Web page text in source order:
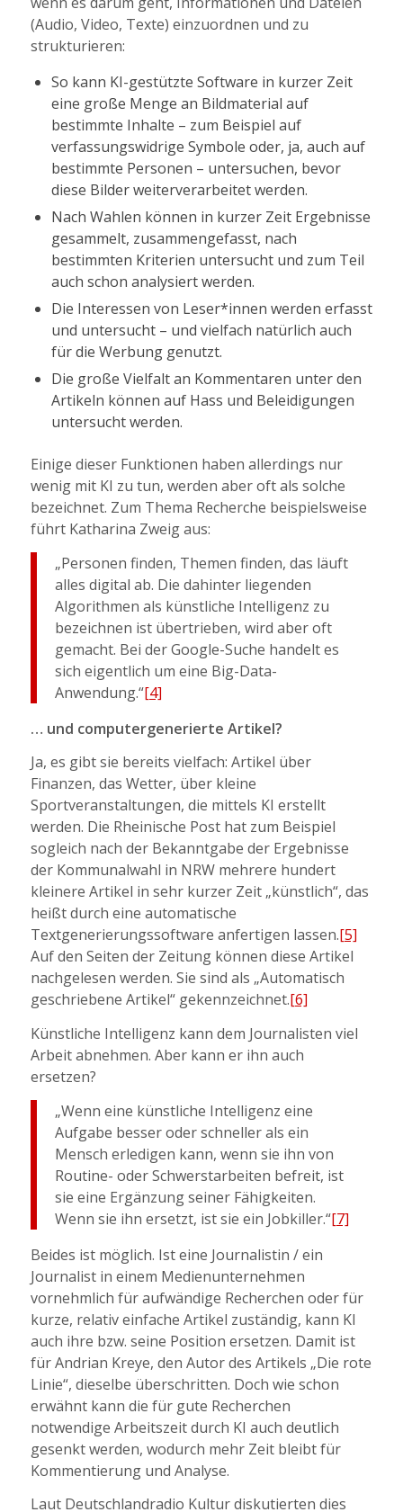
(Audio, Video, Texte) einzuordnen und zu
strukturieren:
So kann KI-gestützte Software in kurzer Zeit
eine große Menge an Bildmaterial auf
bestimmte Inhalte – zum Beispiel auf
verfassungswidrige Symbole oder, ja, auch auf
bestimmte Personen – untersuchen, bevor
diese Bilder weiterverarbeitet werden.
Nach Wahlen können in kurzer Zeit Ergebnisse
gesammelt, zusammengefasst, nach
bestimmten Kriterien untersucht und zum Teil
auch schon analysiert werden.
Die Interessen von Leser*innen werden erfasst
und untersucht – und vielfach natürlich auch
für die Werbung genutzt.
Die große Vielfalt an Kommentaren unter den
Artikeln können auf Hass und Beleidigungen
untersucht werden.
Einige dieser Funktionen haben allerdings nur
wenig mit KI zu tun, werden aber oft als solche
bezeichnet. Zum Thema Recherche beispielsweise
führt Katharina Zweig aus:
„Personen finden, Themen finden, das läuft
alles digital ab. Die dahinter liegenden
Algorithmen als künstliche Intelligenz zu
bezeichnen ist übertrieben, wird aber oft
gemacht. Bei der Google-Suche handelt es
sich eigentlich um eine Big-Data-
Anwendung.“[4]
… und computergenerierte Artikel?
Ja, es gibt sie bereits vielfach: Artikel über
Finanzen, das Wetter, über kleine
Sportveranstaltungen, die mittels KI erstellt
werden. Die Rheinische Post hat zum Beispiel
sogleich nach der Bekanntgabe der Ergebnisse
der Kommunalwahl in NRW mehrere hundert
kleinere Artikel in sehr kurzer Zeit „künstlich“, das
heißt durch eine automatische
Textgenerierungssoftware anfertigen lassen.[5]
Auf den Seiten der Zeitung können diese Artikel
nachgelesen werden. Sie sind als „Automatisch
geschriebene Artikel“ gekennzeichnet.[6]
Künstliche Intelligenz kann dem Journalisten viel
Arbeit abnehmen. Aber kann er ihn auch
ersetzen?
„Wenn eine künstliche Intelligenz eine
Aufgabe besser oder schneller als ein
Mensch erledigen kann, wenn sie ihn von
Routine- oder Schwerstarbeiten befreit, ist
sie eine Ergänzung seiner Fähigkeiten.
Wenn sie ihn ersetzt, ist sie ein Jobkiller.“[7]
Beides ist möglich. Ist eine Journalistin / ein
Journalist in einem Medienunternehmen
vornehmlich für aufwändige Recherchen oder für
kurze, relativ einfache Artikel zuständig, kann KI
auch ihre bzw. seine Position ersetzen. Damit ist
für Andrian Kreye, den Autor des Artikels „Die rote
Linie“, dieselbe überschritten. Doch wie schon
erwähnt kann die für gute Recherchen
notwendige Arbeitszeit durch KI auch deutlich
gesenkt werden, wodurch mehr Zeit bleibt für
Kommentierung und Analyse.
Laut Deutschlandradio Kultur diskutierten dies